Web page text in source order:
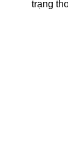
trạng